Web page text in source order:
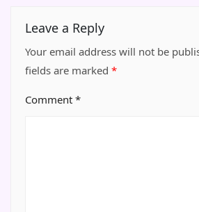
Leave a Reply
Your email address will not be
fields are marked *
Comment *